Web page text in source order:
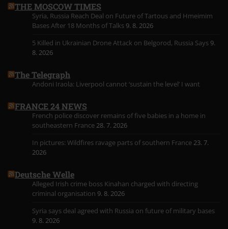
THE MOSCOW TIMES
Syria, Russia Reach Deal on Future of Tartous and Hmeimim
Bases After 18 Months of Talks 9. 8. 2026
5 Killed in Ukrainian Drone Attack on Belgorod, Russia Says 9.
8. 2026
The Telegraph
Andoni Iraola: Liverpool cannot ‘sustain the level’ I want
FRANCE 24 NEWS
French police discover remains of five babies in a home in
southeastern France28. 7. 2026
In pictures: Wildfires ravage parts of southern France23. 7.
2026
Deutsche Welle
Alleged Irish crime boss Kinahan charged with directing
criminal organisation 9. 8. 2026
Syria says deal agreed with Russia on future of military bases
9. 8. 2026